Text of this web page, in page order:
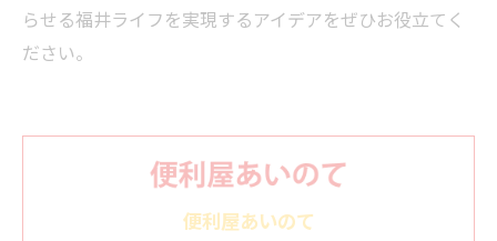
らせる福井ライフを実現するアイデアをぜひお役立てく
ださい。
便利屋あいのて